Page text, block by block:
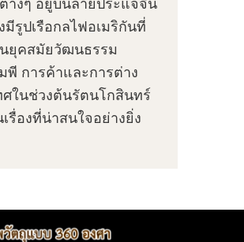
มีรูปเรือกลไฟอเมริกันที่
ยุคสมัยวัฒนธรรม
พี การค้าและการต่าง
ศในช่วงต้นรัตนโกสินทร์
เรื่องที่น่าสนใจอย่างยิ่ง